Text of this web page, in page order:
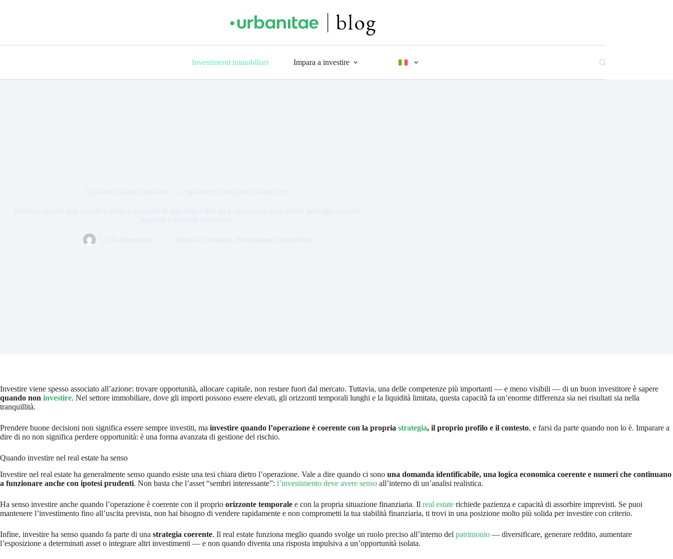
Investimenti immobiliari Impara a investire
Investire viene spesso associato all’azione: trovare opportunità, allocare capitale, non restare fuori dal mercato. Tuttavia, una delle competenze più importanti — e meno visibili — di un buon investitore è sapere
quando non investire. Nel settore immobiliare, dove gli importi possono essere elevati, gli orizzonti temporali lunghi e la liquidità limitata, questa capacità fa un’enorme differenza sia nei risultati sia nella
tranquillità.
Prendere buone decisioni non significa essere sempre investiti, ma investire quando l’operazione è coerente con la propria strategia, il proprio profilo e il contesto, e farsi da parte quando non lo è. Imparare a
dire di no non significa perdere opportunità: è una forma avanzata di gestione del rischio.
Quando investire nel real estate ha senso
Investire nel real estate ha generalmente senso quando esiste una tesi chiara dietro l’operazione. Vale a dire quando ci sono una domanda identificabile, una logica economica coerente e numeri che continuano
a funzionare anche con ipotesi prudenti. Non basta che l’asset “sembri interessante”: l’investimento deve avere senso all’interno di un’analisi realistica.
Ha senso investire anche quando l’operazione è coerente con il proprio orizzonte temporale e con la propria situazione finanziaria. Il real estate richiede pazienza e capacità di assorbire imprevisti. Se puoi
mantenere l’investimento fino all’uscita prevista, non hai bisogno di vendere rapidamente e non comprometti la tua stabilità finanziaria, ti trovi in una posizione molto più solida per investire con criterio.
Infine, investire ha senso quando fa parte di una strategia coerente. Il real estate funziona meglio quando svolge un ruolo preciso all’interno del patrimonio — diversificare, generare reddito, aumentare
l’esposizione a determinati asset o integrare altri investimenti — e non quando diventa una risposta impulsiva a un’opportunità isolata.